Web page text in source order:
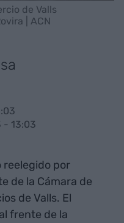
de Valls
| ACN
- 13:03
reelegido por
de la Cámara de
de Valls. El
frente de la